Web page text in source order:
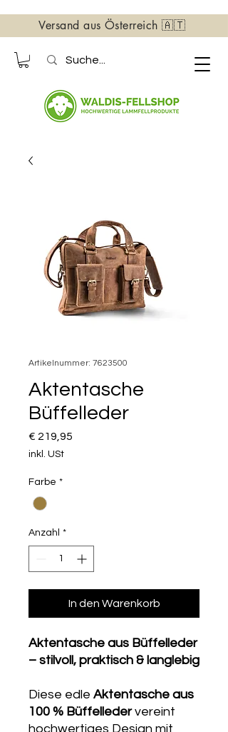
Versand aus Österreich 🇦🇹
Artikelnummer: 7623500
Aktentasche
Büffelleder
€ 219,95
inkl. USt
Farbe *
Anzahl *
In den Warenkorb
Akten­tasche aus Büffelleder
– stilvoll, praktisch & langlebig
Diese edle Akten­tasche aus
100 % Büffelledervereint
hochwertiges Design mit